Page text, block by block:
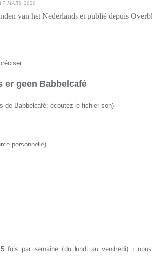
17 MARS 2020
van het Nederlands et publié depuis
:
er geen Babbelcafé
de Babbelcafé; écoutez le fichier son)
personnelle)
5fois par semaine (du lundi au vendredi) ;